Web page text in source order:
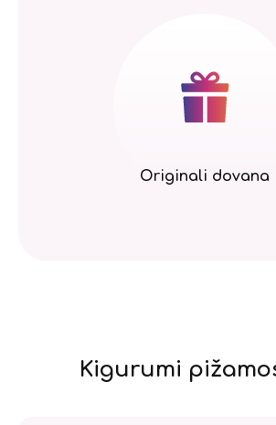
Originali dovana
Kigurumi